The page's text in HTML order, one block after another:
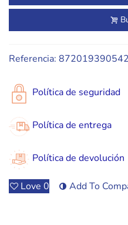
Referencia:
Política de seguridad
Política de entrega
Política de devolución
Love 0 Add To